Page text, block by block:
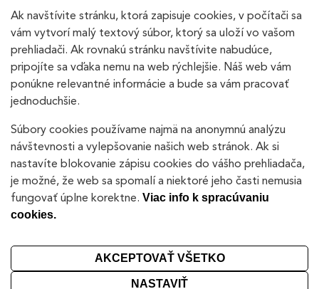
A dostanete 1x mesačne všetky novinky v predstihu
HOTLINE +421 918 889 886
E-MAIL wemal@wemal.sk
SHOWROOM
Žižkova 1/A, 81102 Bratislava, ( bývala
reštaurácia Rybársky cech)
NÁJDETE
NÁS NA
Ak navštívite stránku, ktorá zapisuje cookies, v počítači sa
vám vytvorí malý textový súbor, ktorý sa uloží vo vašom
prehliadači. Ak rovnakú stránku navštívite nabudúce,
pripojíte sa vďaka nemu na web rýchlejšie. Náš web vám
ponúkne relevantné informácie a bude sa vám pracovať
jednoduchšie.
Súbory cookies používame najmä na anonymnú analýzu
návštevnosti a vylepšovanie našich web stránok. Ak si
nastavíte blokovanie zápisu cookies do vášho prehliadača,
je možné, že web sa spomalí a niektoré jeho časti nemusia
fungovať úplne korektne. Viac info k spracúvaniu
cookies.
AKCEPTOVAŤ VŠETKO
NASTAVIŤ